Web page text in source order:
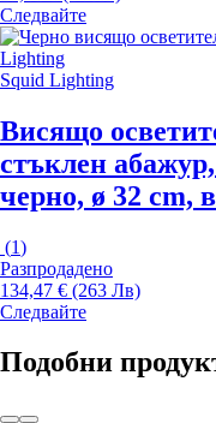
Следвайте
Squid Lighting
Висящо
стъклен
черно, ø 32 cm,
(1)
Разпродадено
134,47 € (263 Лв)
Следвайте
Подобни